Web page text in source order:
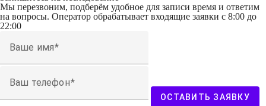
Мы перезвоним, подберём удобное для записи время и ответим
на вопросы. Оператор обрабатывает входящие заявки с 8:00 до
22:00
Ваше имя
Ваш телефон
ОСТАВИТЬ ЗАЯВКУ